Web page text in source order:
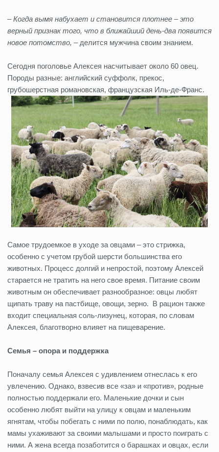
– Когда вымя набухает и становится плотнее – это
верный признак того, что в ближайший день-два появится
новое потомство, – делится мужчина своим знанием.
Сегодня поголовье Алексея насчитывает около 60 овец.
Породы разные: английский суффолк, прекос,
грубошерстная романовская, французская Иль-де-Франс.
Самое трудоемкое в уходе за овцами – это стрижка,
особенно с учетом грубой шерсти большинства его
животных. Процесс долгий и непростой, поэтому Алексей
старается не тратить на него свое время. Питание своим
животным он обеспечивает разнообразное: овцы любят
щипать траву на пастбище, овощи, зерно. В рацион также
входит специальная соль-лизунец, которая, по словам
Алексея, благотворно влияет на пищеварение.
Семья – опора и поддержка
Поначалу семья Алексея с удивлением отнеслась к его
увлечению. Однако, взвесив все «за» и «против», родные
полностью поддержали его. Маленькие дочки и сын
особенно любят выйти на улицу к овцам и маленьким
ягнятам, чтобы побегать с ними по полю, понаблюдать, как
мамы ухаживают за своими малышами и просто поиграть с
ними. А жена всегда позаботится о барашках и овцах, если